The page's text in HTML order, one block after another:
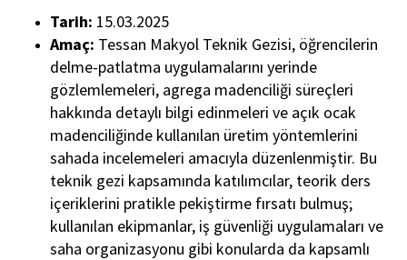
Tarih: 15.03.2025
Amaç: Tessan Makyol Teknik Gezisi, öğrencilerin
delme-patlatma uygulamalarını yerinde
gözlemlemeleri, agrega madenciliği süreçleri
hakkında detaylı bilgi edinmeleri ve açık ocak
madenciliğinde kullanılan üretim yöntemlerini
sahada incelemeleri amacıyla düzenlenmiştir. Bu
teknik gezi kapsamında katılımcılar, teorik ders
içeriklerini pratikle pekiştirme fırsatı bulmuş;
kullanılan ekipmanlar, iş güvenliği uygulamaları ve
saha organizasyonu gibi konularda da kapsamlı